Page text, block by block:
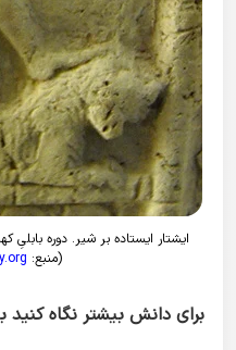
ایشتار ایستاده بر شیر. دوره
(منبع:
برای دانش بیشتر نگاه کنید